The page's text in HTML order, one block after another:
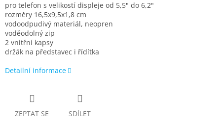
pro telefon s velikostí displeje od 5,5" do 6,2"
rozměry 16,5x9,5x1,8 cm
vodoodpudivý materiál, neopren
voděodolný zip
2 vnitřní kapsy
držák na představec i řídítka
Detailní informace
ZEPTAT SE SDÍLET